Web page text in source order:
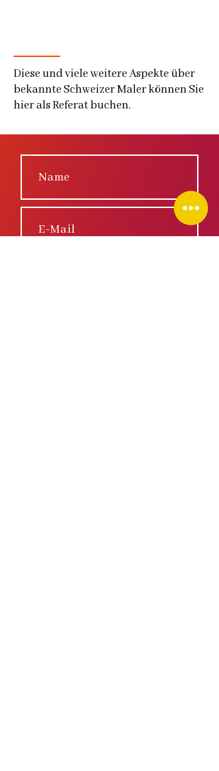
Diese und viele weitere Aspekte über
bekannte Schweizer Maler können Sie
hier als Referat buchen.